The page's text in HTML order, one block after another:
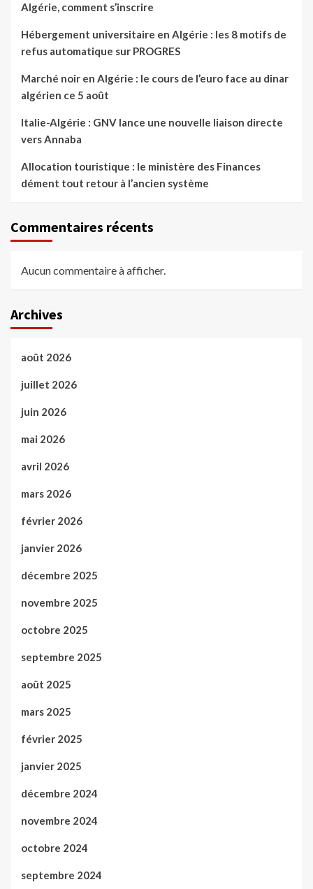
Algérie, comment s’inscrire
Hébergement universitaire en Algérie : les 8 motifs de
refus automatique sur PROGRES
Marché noir en Algérie : le cours de l’euro face au dinar
algérien ce 5 août
Italie-Algérie : GNV lance une nouvelle liaison directe
vers Annaba
Allocation touristique : le ministère des Finances
dément tout retour à l’ancien système
Commentaires récents
Aucun commentaire à afficher.
Archives
août 2026
juillet 2026
juin 2026
mai 2026
avril 2026
mars 2026
février 2026
janvier 2026
décembre 2025
novembre 2025
octobre 2025
septembre 2025
août 2025
mars 2025
février 2025
janvier 2025
décembre 2024
novembre 2024
octobre 2024
septembre 2024